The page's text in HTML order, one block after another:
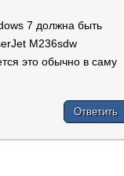
7 должна быть
M236sdw
это обычно в саму
Ответить